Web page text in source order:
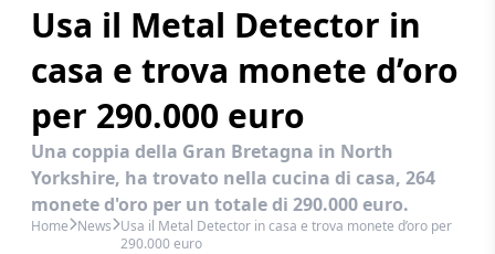
Usa il Metal Detector in
casa e trova monete d’oro
per 290.000 euro
Una coppia della Gran Bretagna in North
Yorkshire, ha trovato nella cucina di casa, 264
monete d'oro per un totale di 290.000 euro.
Home News Usa il Metal Detector in casa e trova monete d’oro per
290.000 euro